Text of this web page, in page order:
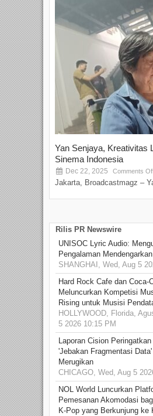
Yan Senjaya, Kreativitas
Sinema Indonesia
Dec 22, 2025 Comments
Jakarta, Broadcastmagz –
Rilis PR Newswire
UNISOC Lyric Audio:
Pengalaman
SHANGHAI, Wed, Aug 5
Hard Rock Cafe dan Coca-
Meluncurkan Kompetisi
Rising untuk Musisi
HOLLYWOOD, Florida,
5 2026 10:15 PM
Laporan Cision
'Jebakan Fragmentasi
Merugikan
CHICAGO, Wed, Aug 5
NOL World Luncurkan
Pemesanan Akomodasi
K-Pop yang Berkunjung ke